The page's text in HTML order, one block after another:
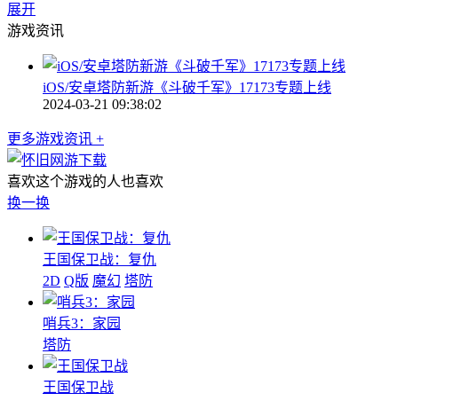
展开
游戏资讯
iOS/安卓塔防新游《斗破千军》17173专题上线
2024-03-21 09:38:02
更多游戏资讯 +
喜欢这个游戏的人也喜欢
换一换
王国保卫战：复仇
2D Q版 魔幻 塔防
哨兵3：家园
塔防
王国保卫战